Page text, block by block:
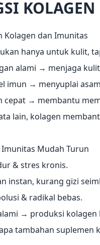
Kolagen dan Imunitas
hanya untuk kulit,
alami → menjaga
imun → menyuplai
cepat → membantu
lain, kolagen
Imunitas Mudah Turun
& stres kronis.
instan, kurang gizi
& radikal bebas.
→ produksi kolagen
tambahan suplemen